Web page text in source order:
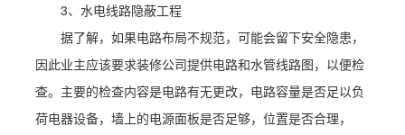
3、水电线路隐蔽工程
据了解，如果电路布局不规范，可能会留下安全隐患，
因此业主应该要求装修公司提供电路和水管线路图，以便检
查。主要的检查内容是电路有无更改，电路容量是否足以负
荷电器设备，墙上的电源面板是否足够，位置是否合理，